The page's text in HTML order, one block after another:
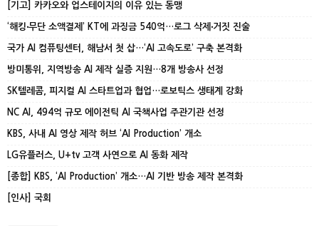
[기고] 카카오와 업스테이지의 이유 있는 동맹
‘해킹‧무단 소액결제’ KT에 과징금 540억…로그 삭제‧거짓 진술
국가 AI 컴퓨팅센터, 해남서 첫 삽…‘AI 고속도로’ 구축 본격화
방미통위, 지역방송 AI 제작 실증 지원…8개 방송사 선정
SK텔레콤, 피지컬 AI 스타트업과 협업…로보틱스 생태계 강화
NC AI, 494억 규모 에이전틱 AI 국책사업 주관기관 선정
KBS, 사내 AI 영상 제작 허브 ‘AI Production’ 개소
LG유플러스, U+tv 고객 사연으로 AI 동화 제작
[종합] KBS, ‘AI Production’ 개소…AI 기반 방송 제작 본격화
[인사] 국회